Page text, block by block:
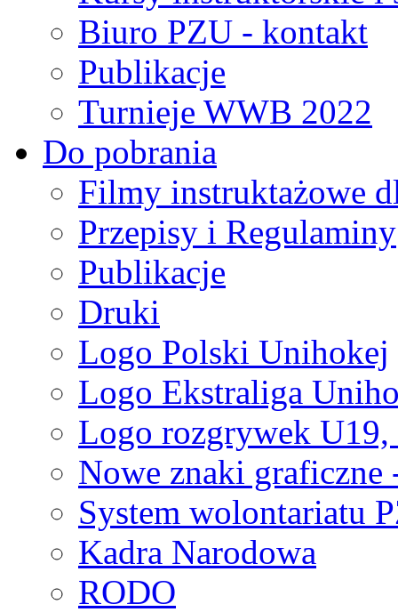
Biuro PZU - kontakt
Publikacje
Turnieje WWB 2022
Do pobrania
Filmy instruktażowe
Przepisy i Regulaminy
Publikacje
Druki
Logo Polski Unihokej
Logo Ekstraliga
Logo rozgrywek
Nowe znaki graficzne
System wolontariatu
Kadra Narodowa
RODO